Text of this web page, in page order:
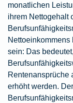
monatlichen
ihrem Nettogehalt
sein: Das
Rentenansprüche
erhöht werden.